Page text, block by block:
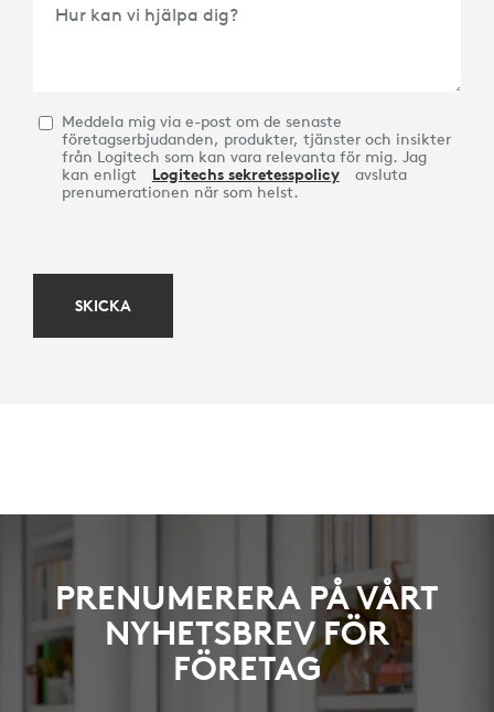
Hur kan vi hjälpa dig?
Meddela mig via e-post om de senaste
företagserbjudanden, produkter, tjänster och insikter
från Logitech som kan vara relevanta för mig. Jag
kan enligt
Logitechs sekretesspolicy
avsluta
prenumerationen när som helst.
SKICKA
PRENUMERERA PÅ VÅRT
NYHETSBREV FÖR
FÖRETAG